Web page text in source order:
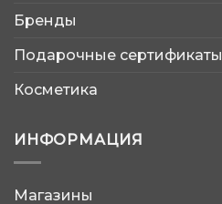
Бренды
Подарочные сертификаты
Косметика
ИНФОРМАЦИЯ
Магазины